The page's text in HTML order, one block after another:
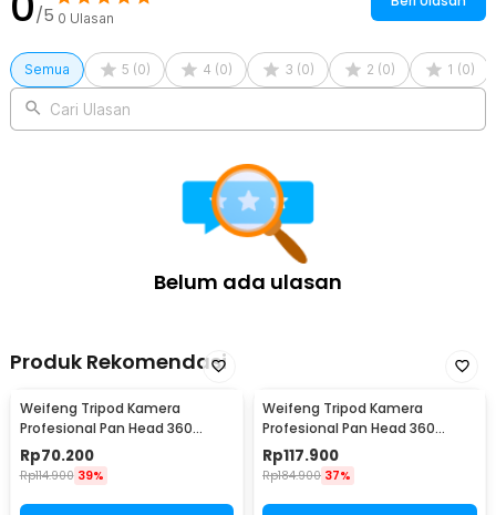
/5 0 Ulasan
Semua 5 (0) 4 (0) 3 (0) 2 (0) 1 (0)
Cari Ulasan
Belum ada ulasan
Produk Rekomendasi
Weifeng Tripod Kamera
Profesional Pan Head 360
Panoramic Telescopic 1M - WT-
3110A (Original)
Rp70.200
Rp114.900 39%
Weifeng Tripod Kamera
Profesional Pan Head 360
Panoramic 1.4M - F-3520T
Rp117.900
Rp184.900 37%